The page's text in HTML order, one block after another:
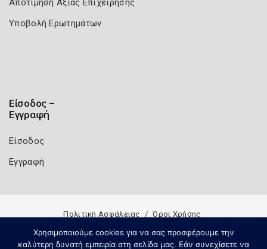
Αποτίμηση Αξίας Επιχείρησης
Υποβολή Ερωτημάτων
Είσοδος –
Εγγραφή
Είσοδος
Εγγραφή
Πολιτική Ασφάλειας Όροι Χρήσης
Χρησιμοποιούμε cookies για να σας προσφέρουμε την
καλύτερη δυνατή εμπειρία στη σελίδα μας. Εάν συνεχίσετε να
Copyright 2026 Knowledge A.E.